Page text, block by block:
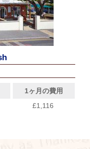
1ヶ月の費用
£1,116